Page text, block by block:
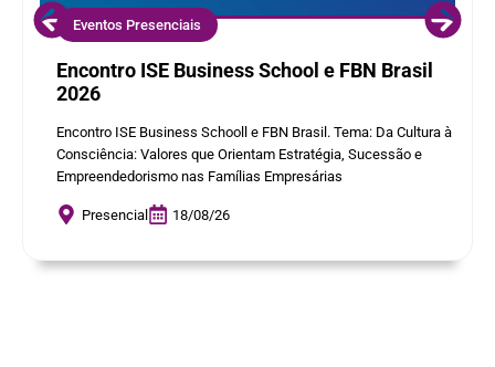
Eventos Presenciais
Encontro ISE Business School e FBN Brasil
2026
Encontro ISE Business Schooll e FBN Brasil. Tema: Da Cultura à
Consciência: Valores que Orientam Estratégia, Sucessão e
Empreendedorismo nas Famílias Empresárias
Presencial 18/08/26